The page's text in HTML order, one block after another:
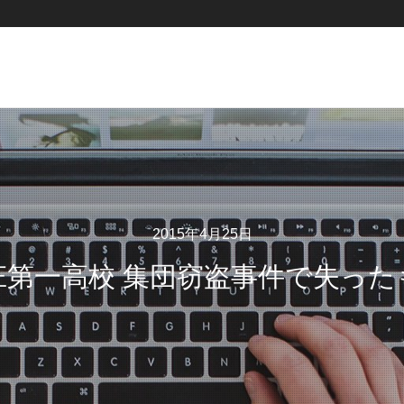
2015年4月25日
第一高校 集団窃盗事件で失った